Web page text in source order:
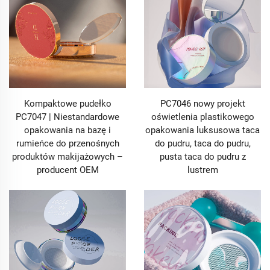
makijażowych, obejmując każdą kategorię Twojej
kolekcji: od eleganckich tubek do błyszczków ustnych,
które lśnią na półce, po luksusowe tubki do szminek,
które w ręce dają się odczuć jako ciężkie i premium,
od trwałych opakowań na cienie do powiek, które
chronią intensywność pigmentacji, po kompaktowe
od odpornych na przeciekanie butelek do rumienia
cieczowego, które zachowują świeżość preparatu, po
uniwersalne kredki wielozastosowaniowe
dopasowane do trybu życia w ruchu. Każde
opakowanie do kosmetyków, które tworzymy, opiera
się na głębokim zrozumieniu tego, czego oczekują
dorównują produktowi w środku, funkcjonują
bezproblemowo z ich codziennymi rutynami i oddają
jakość, jakiej oczekują od marki, której ufają.
Niezależnie od tego, czy jesteś nową, niezależną
marką dążącą do śmiałego wypowiedzenia się, czy też
ugruntowanym gronem odświeżającym swoją ofertę,
Kompaktowe pudełko
PC7047 | Niestandardowe
opakowania na bazę i
rumieńce do przenośnych
produktów makijażowych –
producent OEM
PC7046 nowy projekt
oświetlenia plastikowego
opakowania luksusowa taca
do pudru, taca do pudru,
pusta taca do pudru z
lustrem